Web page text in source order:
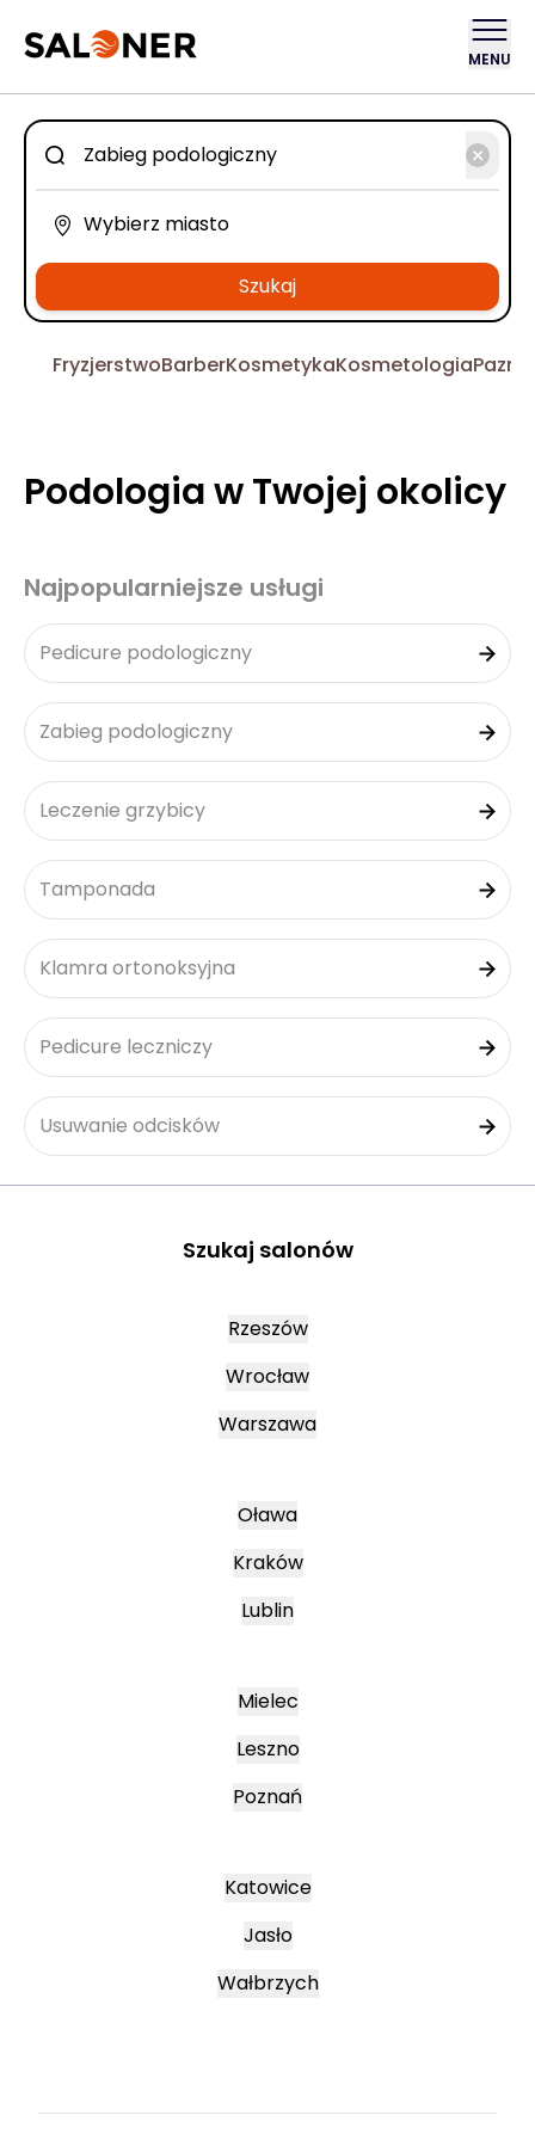
MENU
Szukaj
FryzjerstwoBarberKosmetykaKosmetologia
Podologia w Twojej okolicy
Najpopularniejsze usługi
Pedicure podologiczny
Zabieg podologiczny
Leczenie grzybicy
Tamponada
Klamra ortonoksyjna
Pedicure leczniczy
Usuwanie odcisków
Szukaj salonów
Rzeszów
Wrocław
Warszawa
Oława
Kraków
Lublin
Mielec
Leszno
Poznań
Katowice
Jasło
Wałbrzych